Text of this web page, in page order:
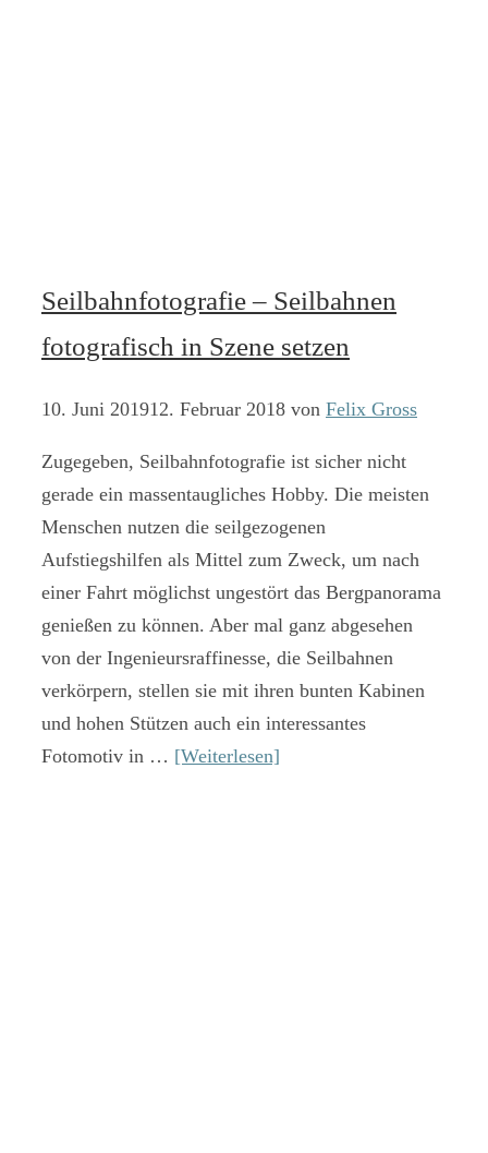
Seilbahnfotografie – Seilbahnen
fotografisch in Szene setzen
10. Juni 201912. Februar 2018 von Felix Gross
Zugegeben, Seilbahnfotografie ist sicher nicht
gerade ein massentaugliches Hobby. Die meisten
Menschen nutzen die seilgezogenen
Aufstiegshilfen als Mittel zum Zweck, um nach
einer Fahrt möglichst ungestört das Bergpanorama
genießen zu können. Aber mal ganz abgesehen
von der Ingenieursraffinesse, die Seilbahnen
verkörpern, stellen sie mit ihren bunten Kabinen
und hohen Stützen auch ein interessantes
Fotomotiv in … [Weiterlesen]